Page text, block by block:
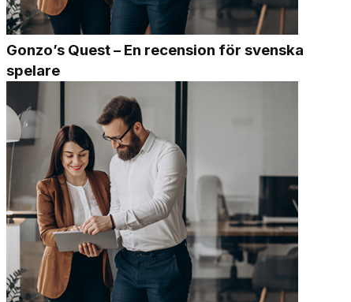
Gonzo’s Quest – En recension för svenska
spelare